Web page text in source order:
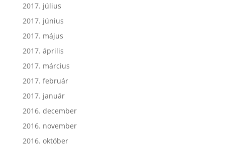
2017. július
2017. június
2017. május
2017. április
2017. március
2017. február
2017. január
2016. december
2016. november
2016. október